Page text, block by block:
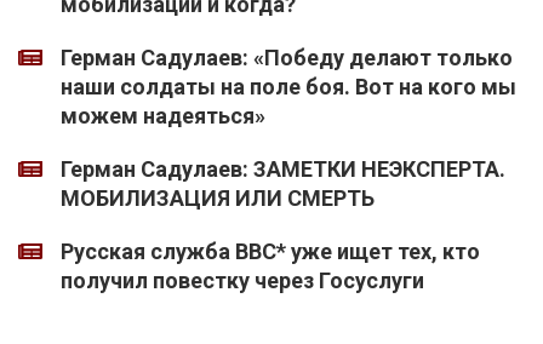
Герман Садулаев: «Победу делают только
наши солдаты на поле боя. Вот на кого мы
можем надеяться»
Герман Садулаев: ЗАМЕТКИ НЕЭКСПЕРТА.
МОБИЛИЗАЦИЯ ИЛИ СМЕРТЬ
Русская служба BBC* уже ищет тех, кто
получил повестку через Госуслуги